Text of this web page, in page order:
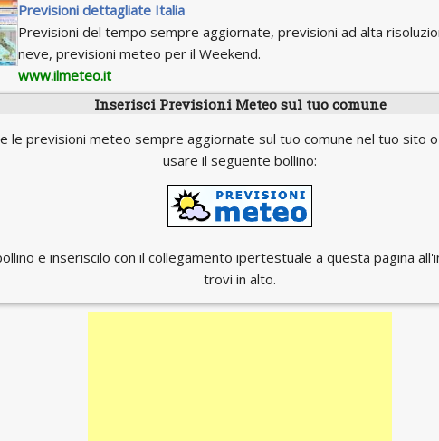
Previsioni dettagliate Italia
Previsioni del tempo sempre aggiornate, previsioni ad alta
neve, previsioni meteo per il Weekend.
www.ilmeteo.it
Inserisci Previsioni Meteo sul tuo comune
le previsioni meteo sempre aggiornate sul tuo comune nel tuo sito
usare il seguente bollino:
e inseriscilo con il collegamento ipertestuale a questa pagina
trovi in alto.